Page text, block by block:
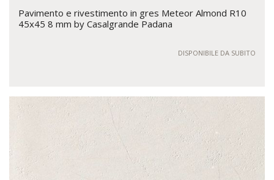
Pavimento e rivestimento in gres Meteor Almond R10
45x45 8 mm by Casalgrande Padana
DISPONIBILE DA SUBITO